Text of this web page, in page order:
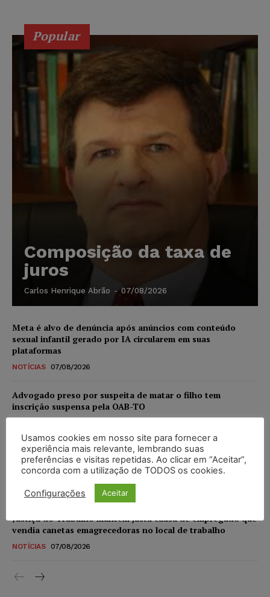
Popular
Composição da taxa de
juros
Carlos Henrique Abrão - 07/08/2026
Meta é alvo de denúncia após anúncios com conteúdo
sexual infantil gerado por IA circularem em suas
plataformas
NOTÍCIAS 07/08/2026
Advogado preso por suspeita de matar o filho tem
inscrição suspensa pela OAB-TO
STF amplia isenção de IBS e CBS na compra de veículos
novos para pessoas com deficiência e autistas de todos os
níveis
DIREITO TRIBUTÁRIO 07/08/2026
Justiça do Trabalho mantém justa causa de empregado que
vendia canetas emagrecedoras no local de trabalho
NOTÍCIAS 07/08/2026
Usamos cookies em nosso site para fornecer a
experiência mais relevante, lembrando suas
preferências e visitas repetidas. Ao clicar em “Aceitar”,
concorda com a utilização de TODOS os cookies.
Configurações Aceitar